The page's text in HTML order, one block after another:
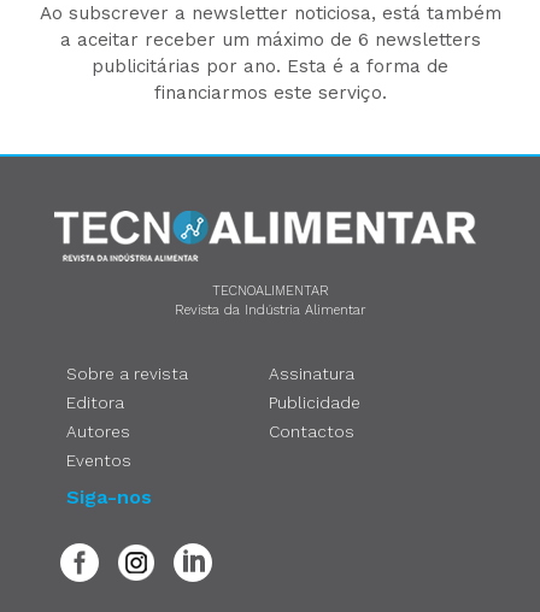
Ao subscrever a newsletter noticiosa, está também
a aceitar receber um máximo de 6 newsletters
publicitárias por ano. Esta é a forma de
financiarmos este serviço.
TECNOALIMENTAR
Revista da Indústria Alimentar
Sobre a revista
Editora
Autores
Eventos
Assinatura
Publicidade
Contactos
Siga-nos